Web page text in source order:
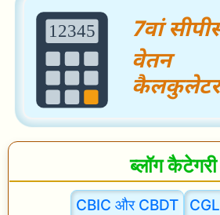
n
g
i
H
i
ब्लॉग कैटेगरी
CBIC और CBDT CGL